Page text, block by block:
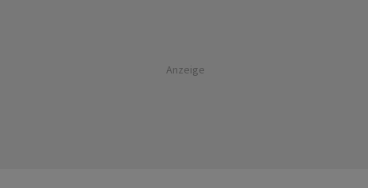
Anzeige